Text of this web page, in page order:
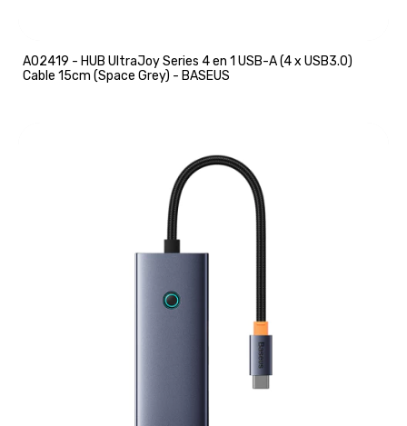
A02419 - HUB UltraJoy Series 4 en 1 USB-A (4 x USB3.0)
Cable 15cm (Space Grey) - BASEUS